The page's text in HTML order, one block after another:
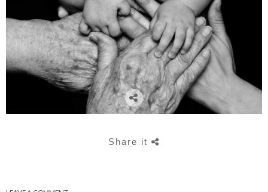
Share it